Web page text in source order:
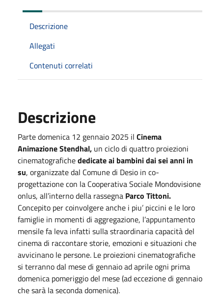
Descrizione
Allegati
Contenuti correlati
Descrizione
Parte domenica 12 gennaio 2025 il Cinema
Animazione Stendhal, un ciclo di quattro proiezioni
cinematografichededicate ai bambini dai sei anni in
su, organizzate dal Comune di Desio in co-
progettazione con la Cooperativa Sociale Mondovisione
onlus, all’interno della rassegna Parco Tittoni.
Concepito per coinvolgere anche i piu’ piccini e le loro
famiglie in momenti di aggregazione, l’appuntamento
mensile fa leva infatti sulla straordinaria capacità del
cinema di raccontare storie, emozioni e situazioni che
avvicinano le persone. Le proiezioni cinematografiche
si terranno dal mese di gennaio ad aprile ogni prima
domenica pomeriggio del mese (ad eccezione di gennaio
che sarà la seconda domenica).